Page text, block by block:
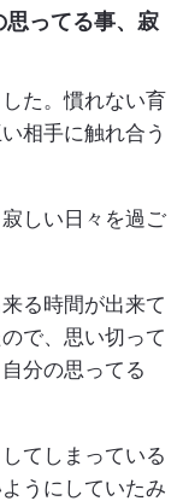
ってる事、寂
た。慣れない育
相手に触れ合う
しい日々を過ご
る時間が出来て
で、思い切って
分の思ってる
てしまっている
うにしていたみ